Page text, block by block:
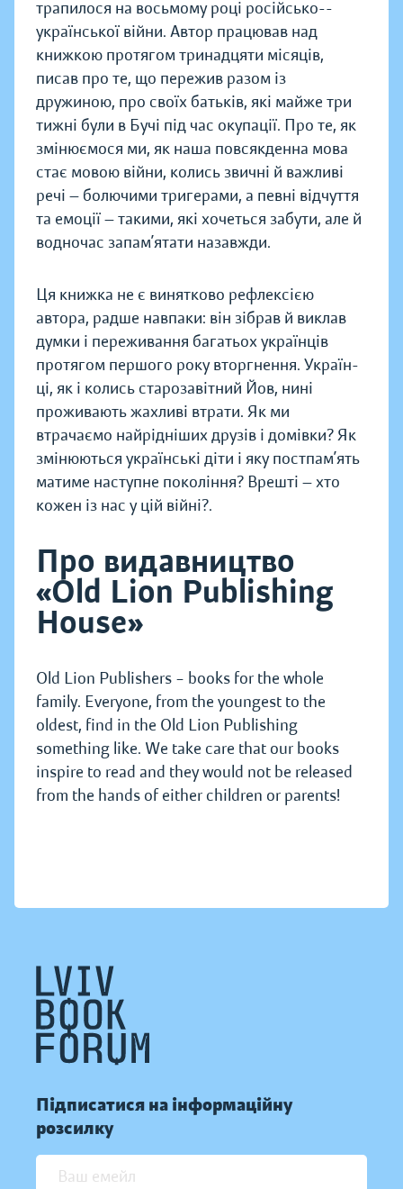
трапилося на восьмому році російсько-­
української війни. Автор працював над
книжкою протягом тринадцяти місяців,
писав про те, що пережив разом із
дружиною, про своїх батьків, які майже три
тижні були в Бучі під час окупації. Про те, як
змінюємося ми, як наша повсякденна мова
стає мовою війни, колись звичні й важливі
речі — ​болючими тригерами, а певні відчуття
та емоції — ​такими, які хочеться забути, але й
водночас запам’ятати назавжди.
Ця книжка не є винятково рефлексією
автора, радше навпаки: він зібрав й виклав
думки і переживання багатьох українців
протягом першого року вторгнення. Україн­
ці, як і колись старозавітний Йов, нині
проживають жахливі втрати. Як ми
втрачаємо найрідніших друзів і домівки? Як
змінюються українські діти і яку постпам’ять
матиме наступне покоління? Врешті — ​хто
кожен із нас у цій війні?.
Про видавництво
«Old Lion Publishing
House»
Old Lion Publishers – books for the whole
family. Everyone, from the youngest to the
oldest, find in the Old Lion Publishing
something like. We take care that our books
inspire to read and they would not be released
from the hands of either children or parents!
Підписатися на інформаційну
розсилку